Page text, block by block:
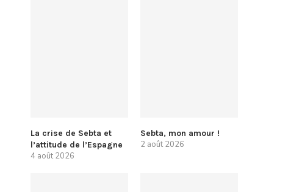
La crise de Sebta et
l’attitude de l’Espagne
4 août 2026
Sebta, mon amour !
2 août 2026